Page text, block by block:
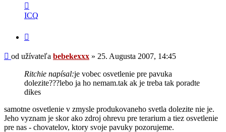
informácie
užívateľa
bebekexxx
ICQ
Príspevok
od užívateľa bebekexxx » 25. Augusta 2007, 14:45
Ritchie napísal:je vobec osvetlenie pre pavuka
dolezite???lebo ja ho nemam.tak ak je treba tak poradte
dikes
samotne osvetlenie v zmysle produkovaneho svetla dolezite nie je.
Jeho vyznam je skor ako zdroj ohrevu pre terarium a tiez osvetlenie
pre nas - chovatelov, ktory svoje pavuky pozorujeme.